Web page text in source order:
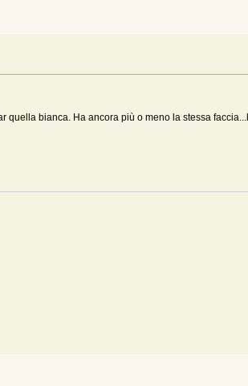
bianca. Ha ancora più o meno la stessa